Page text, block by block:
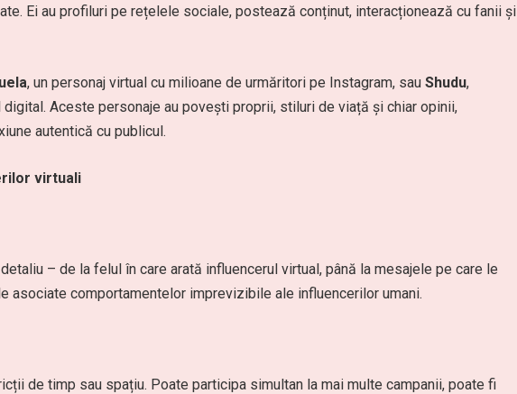
Ei au profiluri pe rețelele sociale, postează conținut, interacționează cu fanii și
, un personaj virtual cu milioane de urmăritori pe Instagram, sau Shudu,
Aceste personaje au povești proprii, stiluri de viață și chiar opinii,
autentică cu publicul.
virtuali
– de la felul în care arată influencerul virtual, până la mesajele pe care le
asociate comportamentelor imprevizibile ale influencerilor umani.
de timp sau spațiu. Poate participa simultan la mai multe campanii, poate fi